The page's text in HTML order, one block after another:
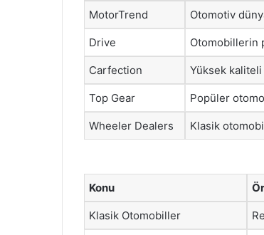
MotorTrend Otomotiv
Drive Otomobillerin
Carfection Yüksek
Top Gear Popüler
Wheeler Dealers Klasik
Konu
Klasik Otomobiller